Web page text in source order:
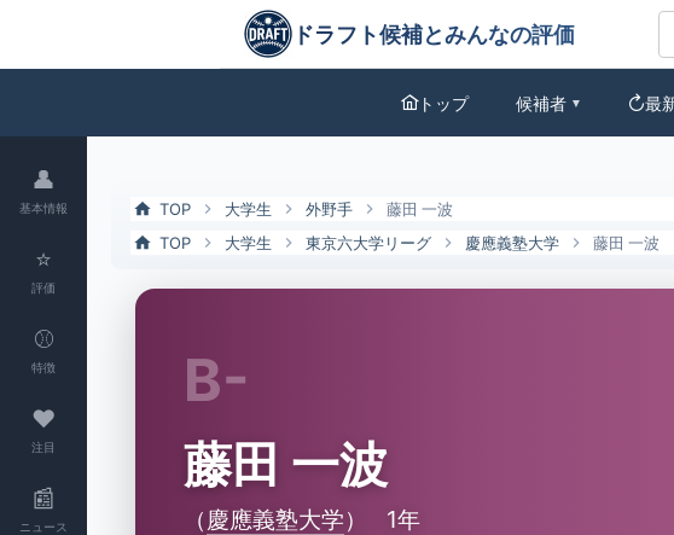
藤田 一波（慶應義塾大）の特徴とドラフト評価 | ドラフト候補とみんなの評価
ドラフト候補とみんなの評価
トップ 候補者 ▼ 最
👤
基本情報
⭐
評価
⚾
特徴
❤
注目
📰
ニュース
TOP 大学生 外野手
藤田 一波
TOP
大学生 東京六大学リーグ 慶應義塾大学 藤田 一波
B-
藤田 一波
（ 慶應義塾大学） 1年